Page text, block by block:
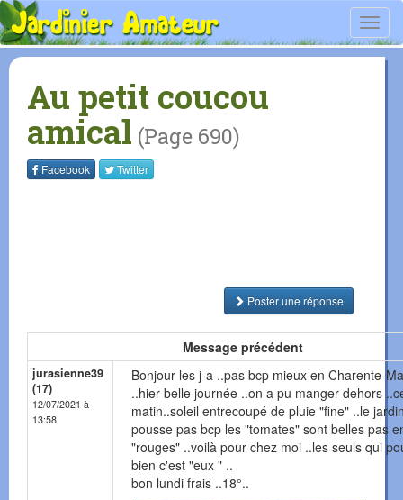
Au petit coucou
amical (Page 690)
Facebook Twitter
Poster une réponse
Message précédent
jurasienne39
(17)
12/07/2021 à
13:58
Bonjour les j-a ..pas bcp mieux en Charente-
..hier belle journée ..on a pu manger dehors
matin..soleil entrecoupé de pluie "fine" ..le
pousse pas bcp les "tomates" sont belles pas
"rouges" ..voilà pour chez moi ..les seuls qui
bien c'est "eux " ..
bon lundi frais ..18°..